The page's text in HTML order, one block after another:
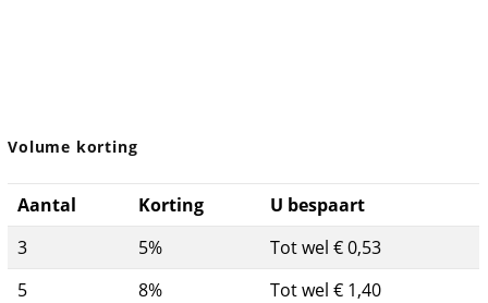
Volume korting
Aantal Korting
U bespaart
3
5%
Tot wel € 0,53
5
8%
Tot wel € 1,40